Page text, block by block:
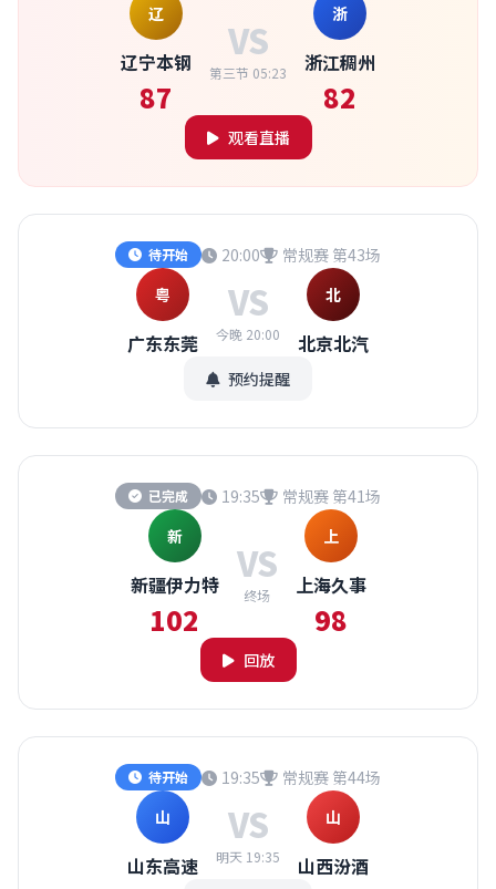
辽
辽宁本钢
87
VS
第三节 05:23
浙
浙江稠州
82
观看直播
待开始 20:00
常规赛 第43场
粤
广东东莞
VS
今晚 20:00
北
北京北汽
预约提醒
已完成 19:35
常规赛 第41场
新
新疆伊力特
102
VS
终场
上
上海久事
98
回放
待开始 19:35
常规赛 第44场
山
山东高速
VS
明天 19:35
山
山西汾酒